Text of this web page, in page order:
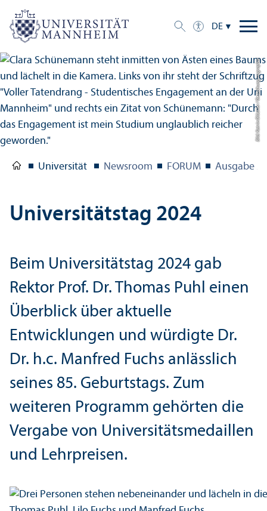
DE
Bild: Katrin Glückler / Gestaltung: uc graphic
Universität Newsroom FORUM Ausgabe
Universitäts­tag 2024
Beim Universitäts­tag 2024 gab
Rektor Prof. Dr. Thomas Puhl einen
Über­blick über aktuelle
Entwicklungen und würdigte Dr.
Dr. h.c. Manfred Fuchs anlässlich
seines 85. Geburtstags. Zum
weiteren Programm gehörten die
Vergabe von Universitäts­medaillen
und Lehr­preisen.